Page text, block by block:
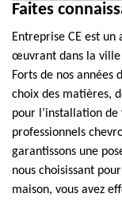
Faites
Entreprise CE est
œuvrant dans la ville
Forts de nos années
choix des matières,
pour l’installation de
professionnels
garantissons une
nous choisissant
maison, vous avez